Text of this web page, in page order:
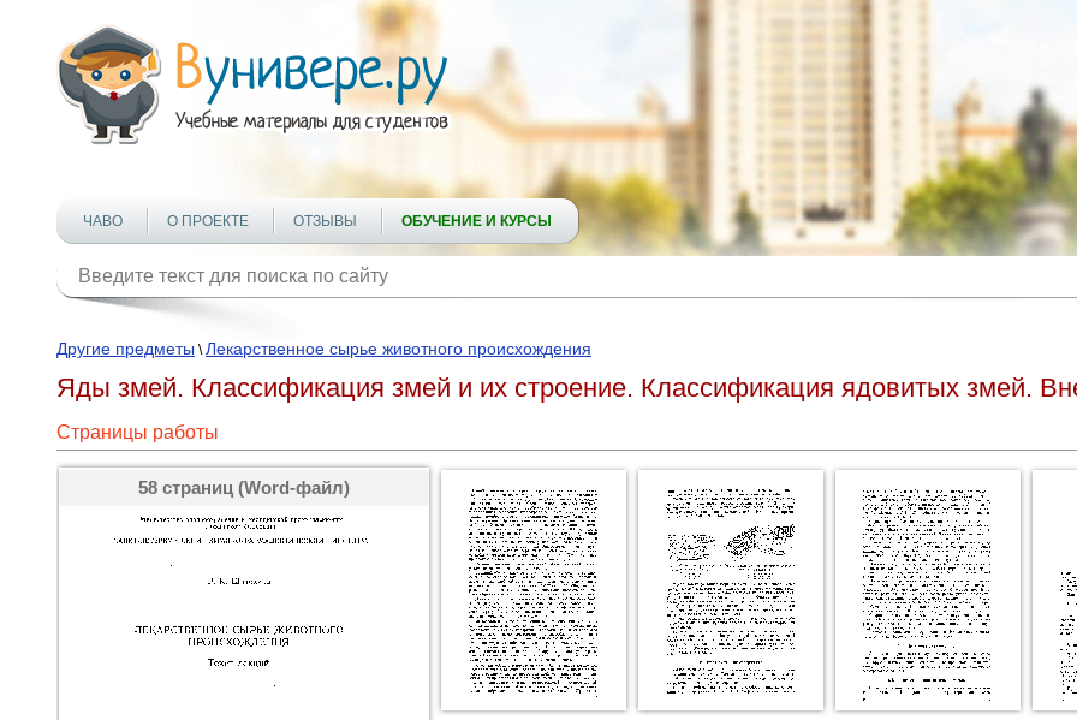
ЧАВО О ПРОЕКТЕ ОТЗЫВЫ ОБУЧЕНИЕ И КУРСЫ
Другие предметы \Лекарственное сырье животного происхождения
Яды змей. Классификация змей и их строение. Классификация ядовитых змей.
Страницы работы
58 страниц (Word-файл)